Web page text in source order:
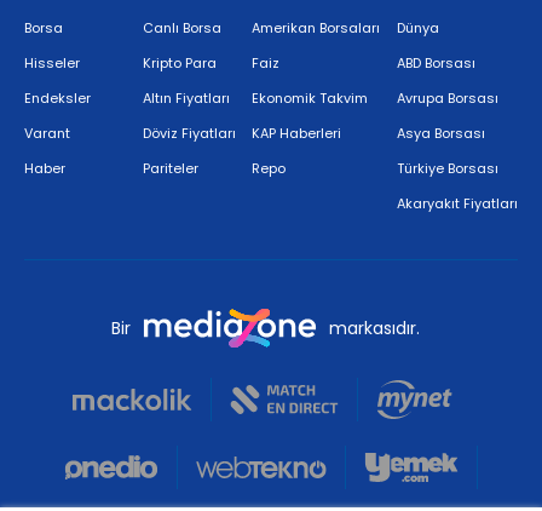
Borsa
Hisseler
Endeksler
Varant
Haber
Canlı Borsa
Kripto Para
Altın Fiyatları
Döviz Fiyatları
Pariteler
Amerikan Borsaları
Faiz
Ekonomik Takvim
KAP Haberleri
Repo
Dünya
ABD Borsası
Avrupa Borsası
Asya Borsası
Türkiye Borsası
Akaryakıt Fiyatları
Bir markasıdır.